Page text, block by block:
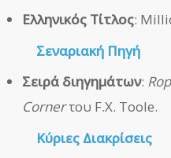
Ελληνικός Τίτλος:
Σεναριακή Πηγή
Σειρά διηγημάτων:
Cornerτου F.X. Toole.
Κύριες Διακρίσεις